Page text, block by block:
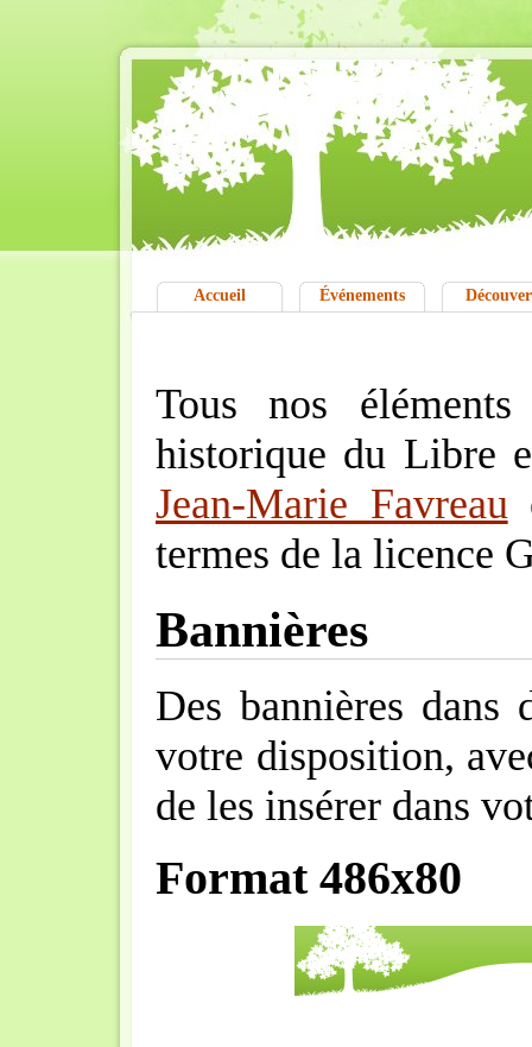
Accueil Événements
Tous nos
historique du Libre
Jean-Marie Favreau
termes de la licence
Bannières
Des bannières dans
votre disposition,
de les insérer dans
Format 486x80